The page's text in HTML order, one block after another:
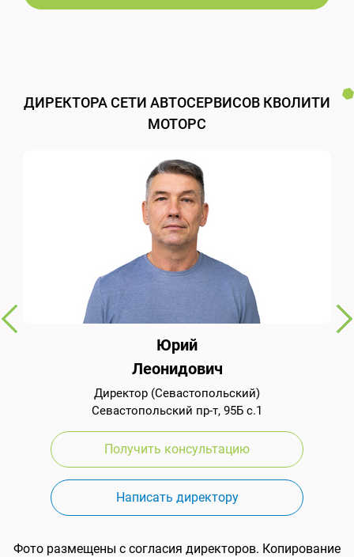
ДИРЕКТОРА СЕТИ АВТОСЕРВИСОВ КВОЛИТИ
МОТОРС
Юрий
Леонидович
Директор (Севастопольский)
Севастопольский пр-т, 95Б с.1
Получить консультацию
Написать директору
Фото размещены с согласия директоров. Копирование